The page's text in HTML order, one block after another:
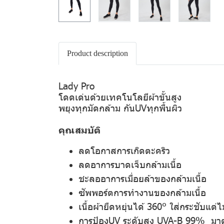
Product description
Lady Pro
โดดเด่นด้วยเทคโนโลยีผ้าขั้นสูง
พยุงทุกมัดกล้าม กันUVทุกพื้นผิว
คุณสมบัติ
ลดโอกาสการเกิดตะคริว
ลดอาการบาดเจ็บกล้ามเนื้อ
ชะลออาการเมื่อยล้าของกล้ามเนื้อ
ซัพพอร์ตการทำงานของกล้ามเนื้อ
เนื้อผ้ายืดหยุ่นได้ 360° ใส่กระชับแต่
การป้องUV ระดับสูง UVA-B 99% ม